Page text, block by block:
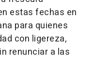
estas fechas en
para quienes
con ligereza,
renunciar a las